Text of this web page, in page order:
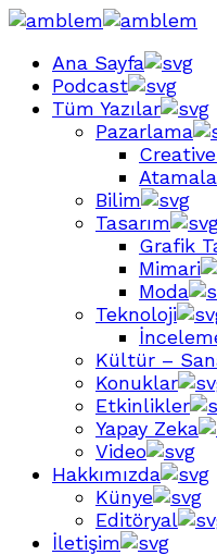
Ana Sayfa
Podcast
Tüm Yazılar
Pazarlama
Bilim
Tasarım
Grafik
Mimari
Moda
Teknoloji
Kültür –
Konuklar
Etkinlikler
Yapay Zeka
Video
Hakkımızda
Künye
Editöryal
İletişim